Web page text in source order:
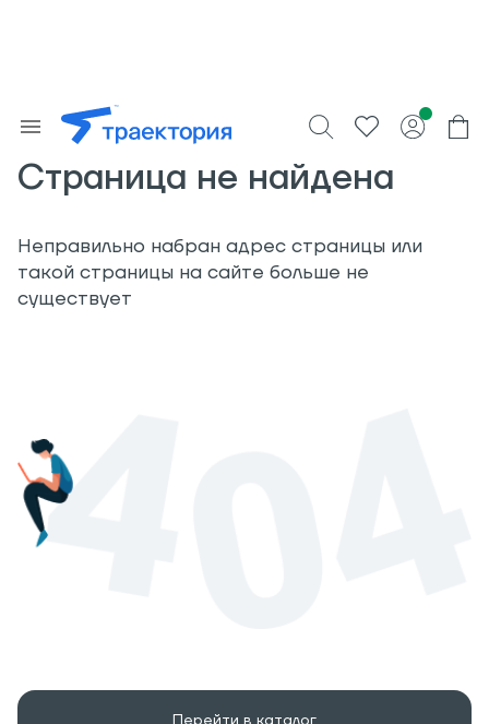
Страница не найдена
Неправильно набран адрес страницы или
такой страницы на сайте больше не
существует